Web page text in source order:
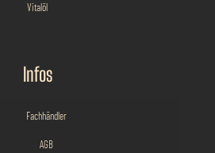
Vitalöl
Infos
Fachhändler
AGB